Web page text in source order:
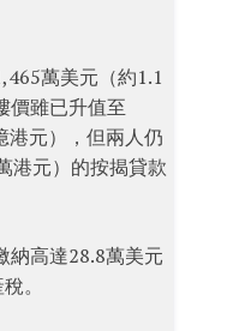
萬美元（約1.1
價雖已升值至
港元），但兩人仍
港元）的按揭貸款
納高達28.8萬美元
。